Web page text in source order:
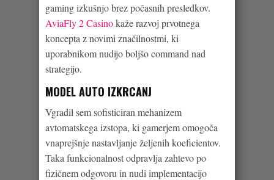
gaming izkušnjo brez počasnih presledkov.
AviaFly 2 Casinokaže razvoj prvotnega
koncepta z novimi značilnostmi, ki
uporabnikom nudijo boljšo command nad
strategijo.
MODEL AUTO IZKRCANJ
Vgradil sem sofisticiran mehanizem
avtomatskega izstopa, ki gamerjem omogoča
vnaprejšnje nastavljanje željenih koeficientov.
Taka funkcionalnost odpravlja zahtevo po
fizičnem odgovoru in nudi implementacijo